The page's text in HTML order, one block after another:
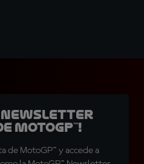
Newsletter
MotoGP™!
de MotoGP™ y accede a